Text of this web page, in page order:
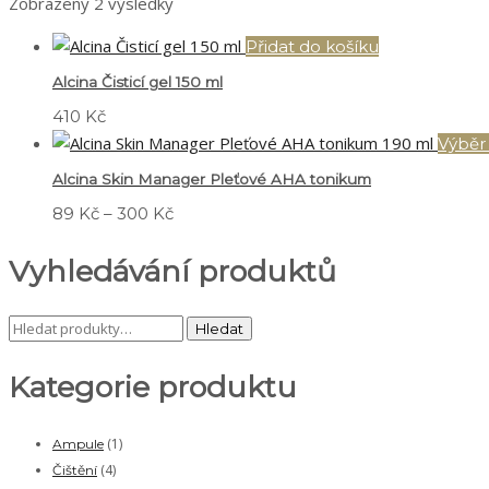
Přidat do košíku
Alcina Čisticí gel 150 ml
410 Kč
Alcina Skin Manager Pleťové AHA tonikum
89 Kč – 300 KčRozpětí
89 Kč
300 Kč
Vyhledávání produktů
Hledat: Hledat
Kategorie produktu
Ampule (1)
Čištění (4)